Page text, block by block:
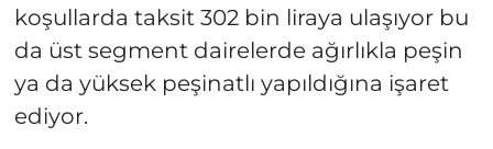
koşullarda taksit 302 bin liraya ulaşıyor bu
da üst segment dairelerde ağırlıkla peşin
ya da yüksek peşinatlı yapıldığına işaret
ediyor.